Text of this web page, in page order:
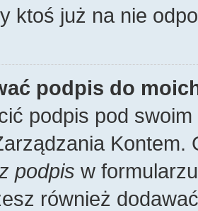
ktoś już na nie
podpis do
podpis pod
podpis w
również